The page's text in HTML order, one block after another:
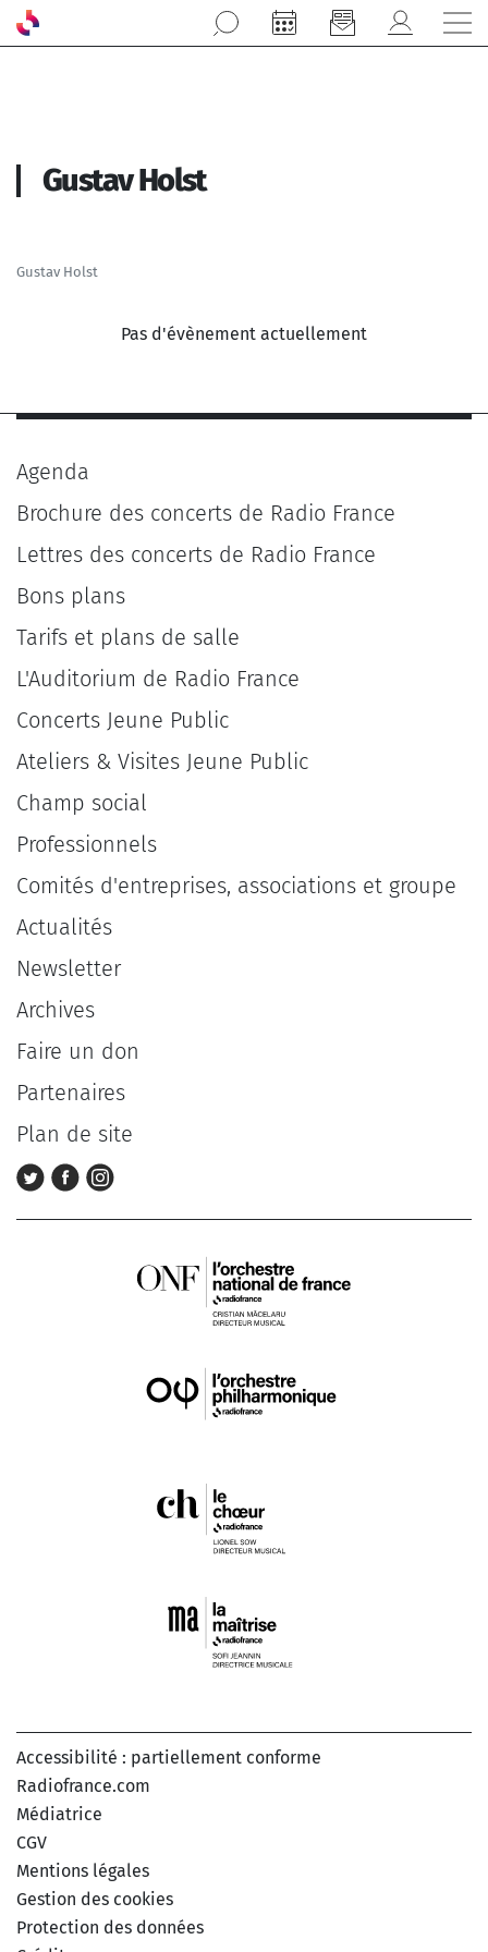
Aller au contenu principal
Gustav Holst
Gustav Holst
Pas d'évènement actuellement
Agenda
Brochure des concerts de Radio France
Lettres des concerts de Radio France
Bons plans
Tarifs et plans de salle
L'Auditorium de Radio France
Concerts Jeune Public
Ateliers & Visites Jeune Public
Champ social
Professionnels
Comités d'entreprises, associations et groupe
Actualités
Newsletter
Archives
Faire un don
Partenaires
Plan de site
Accessibilité : partiellement conforme
Radiofrance.com
Médiatrice
CGV
Mentions légales
Gestion des cookies
Protection des données